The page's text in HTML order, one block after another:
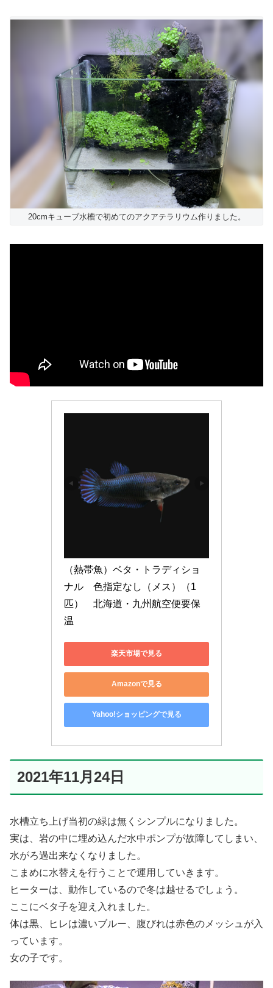
20cmキューブ水槽で初めてのアクアテラリウム作りました。
（熱帯魚）ベタ・トラディショ
ナル　色指定なし（メス）（1
匹）　北海道・九州航空便要保
温
楽天市場で見る
Amazonで見る
Yahoo!ショッピングで見る
2021年11月24日
水槽立ち上げ当初の緑は無くシンプルになりました。
実は、岩の中に埋め込んだ水中ポンプが故障してしまい、
水がろ過出来なくなりました。
こまめに水替えを行うことで運用していきます。
ヒーターは、動作しているので冬は越せるでしょう。
ここにベタ子を迎え入れました。
体は黒、ヒレは濃いブルー、腹びれは赤色のメッシュが入
っています。
女の子です。